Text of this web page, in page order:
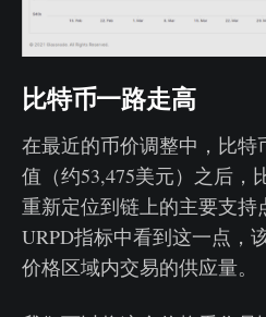
比特币一路走高
在最近的币价调整中，比
值（约53,475美元）之后，
重新定位到链上的主要支持
URPD指标中看到这一点，
价格区域内交易的供应量。